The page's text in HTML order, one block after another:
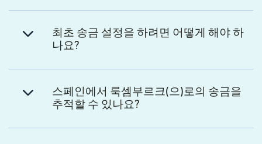
최초 송금 설정을 하려면 어떻게 해야 하
나요?
스페인에서 룩셈부르크(으)로의 송금을
추적할 수 있나요?